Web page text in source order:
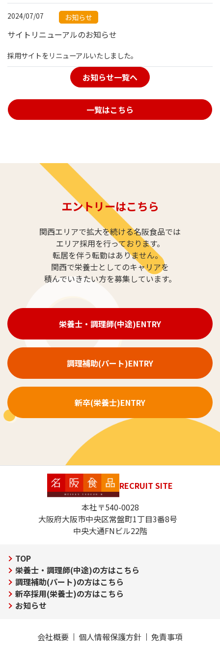
2024/07/07 お知らせ
サイトリニューアルのお知らせ
採用サイトをリニューアルいたしました。
お知らせ一覧へ
一覧はこちら
エントリーはこちら
関西エリアで拡大を続ける名阪食品では
エリア採用を行っております。
転居を伴う転勤はありません。
関西で栄養士としてのキャリアを
積んでいきたい方を募集しています。
栄養士・調理師(中途)ENTRY
調理補助(パート)ENTRY
新卒(栄養士)ENTRY
RECRUIT SITE
本社〒540-0028
大阪府大阪市中央区常盤町1丁目3番8号
中央大通FNビル22階
TOP
栄養士・調理師(中途)の方はこちら
調理補助(パート)の方はこちら
新卒採用(栄養士)の方はこちら
お知らせ
会社概要 個人情報保護方針 免責事項